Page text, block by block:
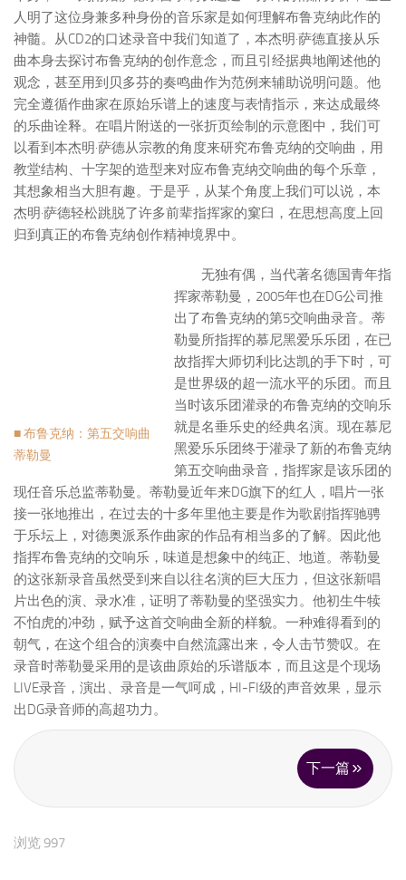
人明了这位身兼多种身份的音乐家是如何理解布鲁克纳此作的
神髓。从CD2的口述录音中我们知道了，本杰明·萨德直接从乐
曲本身去探讨布鲁克纳的创作意念，而且引经据典地阐述他的
观念，甚至用到贝多芬的奏鸣曲作为范例来辅助说明问题。他
完全遵循作曲家在原始乐谱上的速度与表情指示，来达成最终
的乐曲诠释。在唱片附送的一张折页绘制的示意图中，我们可
以看到本杰明·萨德从宗教的角度来研究布鲁克纳的交响曲，用
教堂结构、十字架的造型来对应布鲁克纳交响曲的每个乐章，
其想象相当大胆有趣。于是乎，从某个角度上我们可以说，本
杰明·萨德轻松跳脱了许多前辈指挥家的窠臼，在思想高度上回
归到真正的布鲁克纳创作精神境界中。
■ 布鲁克纳：第五交响曲
蒂勒曼
无独有偶，当代著名德国青年指
挥家蒂勒曼，2005年也在DG公司推
出了布鲁克纳的第5交响曲录音。蒂
勒曼所指挥的慕尼黑爱乐乐团，在已
故指挥大师切利比达凯的手下时，可
是世界级的超一流水平的乐团。而且
当时该乐团灌录的布鲁克纳的交响乐
就是名垂乐史的经典名演。现在慕尼
黑爱乐乐团终于灌录了新的布鲁克纳
第五交响曲录音，指挥家是该乐团的
现任音乐总监蒂勒曼。蒂勒曼近年来DG旗下的红人，唱片一张
接一张地推出，在过去的十多年里他主要是作为歌剧指挥驰骋
于乐坛上，对德奥派系作曲家的作品有相当多的了解。因此他
指挥布鲁克纳的交响乐，味道是想象中的纯正、地道。蒂勒曼
的这张新录音虽然受到来自以往名演的巨大压力，但这张新唱
片出色的演、录水准，证明了蒂勒曼的坚强实力。他初生牛犊
不怕虎的冲劲，赋予这首交响曲全新的样貌。一种难得看到的
朝气，在这个组合的演奏中自然流露出来，令人击节赞叹。在
录音时蒂勒曼采用的是该曲原始的乐谱版本，而且这是个现场
LIVE录音，演出、录音是一气呵成，HI-FI级的声音效果，显示
出DG录音师的高超功力。
下一篇
浏览 997